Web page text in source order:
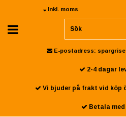
Inkl. moms
E-postadress:
2-4 dagar
Vi bjuder på frakt vid köp
Betala